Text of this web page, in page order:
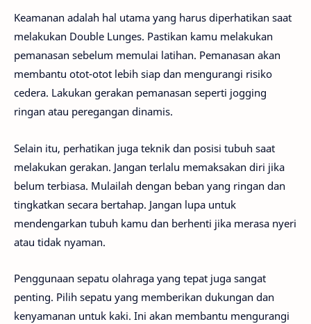
Keamanan adalah hal utama yang harus diperhatikan saat
melakukan Double Lunges. Pastikan kamu melakukan
pemanasan sebelum memulai latihan. Pemanasan akan
membantu otot-otot lebih siap dan mengurangi risiko
cedera. Lakukan gerakan pemanasan seperti jogging
ringan atau peregangan dinamis.
Selain itu, perhatikan juga teknik dan posisi tubuh saat
melakukan gerakan. Jangan terlalu memaksakan diri jika
belum terbiasa. Mulailah dengan beban yang ringan dan
tingkatkan secara bertahap. Jangan lupa untuk
mendengarkan tubuh kamu dan berhenti jika merasa nyeri
atau tidak nyaman.
Penggunaan sepatu olahraga yang tepat juga sangat
penting. Pilih sepatu yang memberikan dukungan dan
kenyamanan untuk kaki. Ini akan membantu mengurangi